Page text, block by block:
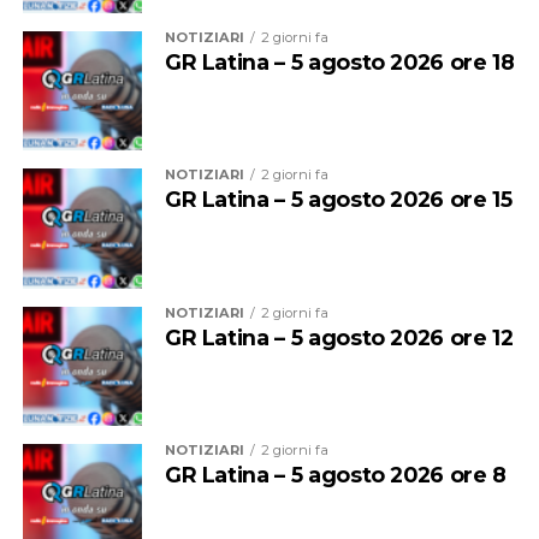
“Ringrazio gli operatori di Abc – afferma Michele Nasso,
assessore all’Ambiente – per l’operazione che ha
permesso di rimuovere rifiuti conferiti in maniera
irregolare. Ho personalmente raccolto le segnalazioni
dei cittadini, che rappresentano un contributo prezioso
per individuare con tempestività le situazioni di criticità
e programmare gli interventi necessari. La
collaborazione tra amministrazione, Abc, Polizia Locale,
ispettori ambientali e cittadini è fondamentale per
contrastare un fenomeno che danneggia il decoro
urbano, comporta costi aggiuntivi per la collettività e
incide sulla qualità della vita di tutti. Continueremo –
NOTIZIARI 2 giorni fa
GR Latina – 5 agosto 2026 ore 18
NOTIZIARI 2 giorni fa
GR Latina – 5 agosto 2026 ore 15
NOTIZIARI 2 giorni fa
GR Latina – 5 agosto 2026 ore 12
NOTIZIARI 2 giorni fa
GR Latina – 5 agosto 2026 ore 8